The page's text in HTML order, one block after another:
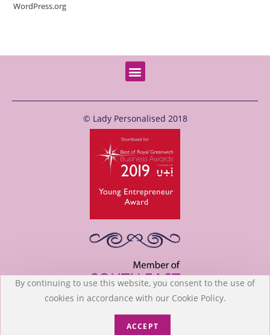
WordPress.org
© Lady Personalised 2018
Website bySite-Street
By continuing to use this website, you consent to the use of
cookies in accordance with our Cookie Policy.
ACCEPT